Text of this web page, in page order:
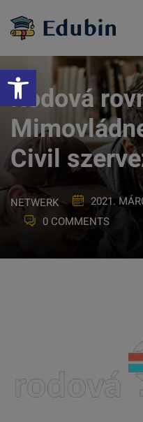
Eszköztár megnyitása
content
Rodová
Civil
NETWERK
2021.
0 COMMENTS